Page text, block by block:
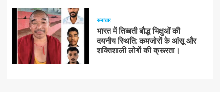
समाचार
भारत में तिब्बती बौद्ध भिक्षुओं की
दयनीय स्थिति: कमजोरों के आंसू और
शक्तिशाली लोगों की क्रूरता।